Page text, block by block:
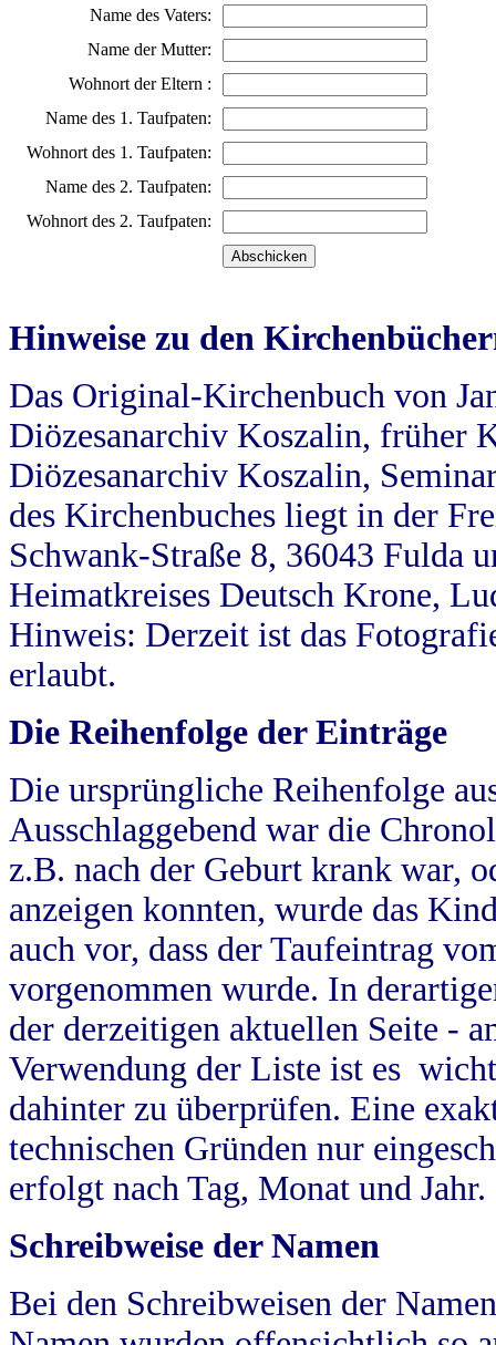
Name des Vaters:
Name der Mutter:
Wohnort der Eltern :
Name des 1. Taufpaten:
Wohnort des 1. Taufpaten:
Name des 2. Taufpaten:
Wohnort des 2. Taufpaten:
Hinweise zu den
Das Original-Kirchenbuch von
Diözesanarchiv Koszalin, früher
Diözesanarchiv Koszalin,
des Kirchenbuches liegt in der
Schwank-Straße 8, 36043 Fulda
Heimatkreises Deutsch Krone,
Hinweis: Derzeit ist das
erlaubt.
Die Reihenfolge der Einträge
Die ursprüngliche Reihenfolge
Ausschlaggebend war die
z.B. nach der Geburt krank war,
anzeigen konnten, wurde das
auch vor, dass der Taufeintrag
vorgenommen wurde. In
der derzeitigen aktuellen Seite -
Verwendung der Liste ist es
dahinter zu überprüfen. Eine
technischen Gründen nur
erfolgt nach Tag, Monat und Jahr.
Schreibweise der Namen
Bei den Schreibweisen der